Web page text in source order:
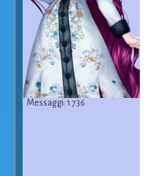
Messaggi: 1 736